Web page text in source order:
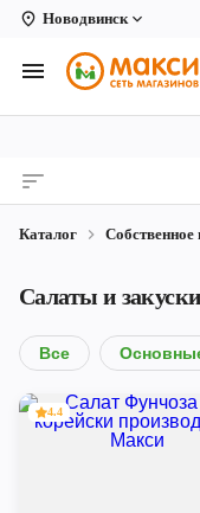
Новодвинск
Вологда
Архангельск
Киров
Коряжма
Котлас
Новодвинск
Каталог Собственное
Салаты и закуски
Все
4.4